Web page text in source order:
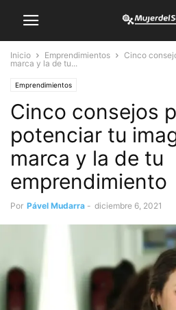
Inicio Emprendimientos
Cinco
marca y la de tu...
Emprendimientos
Cinco consejos
potenciar tu
marca y la de tu
emprendimiento
Por Pável Mudarra - diciembre 6, 2021